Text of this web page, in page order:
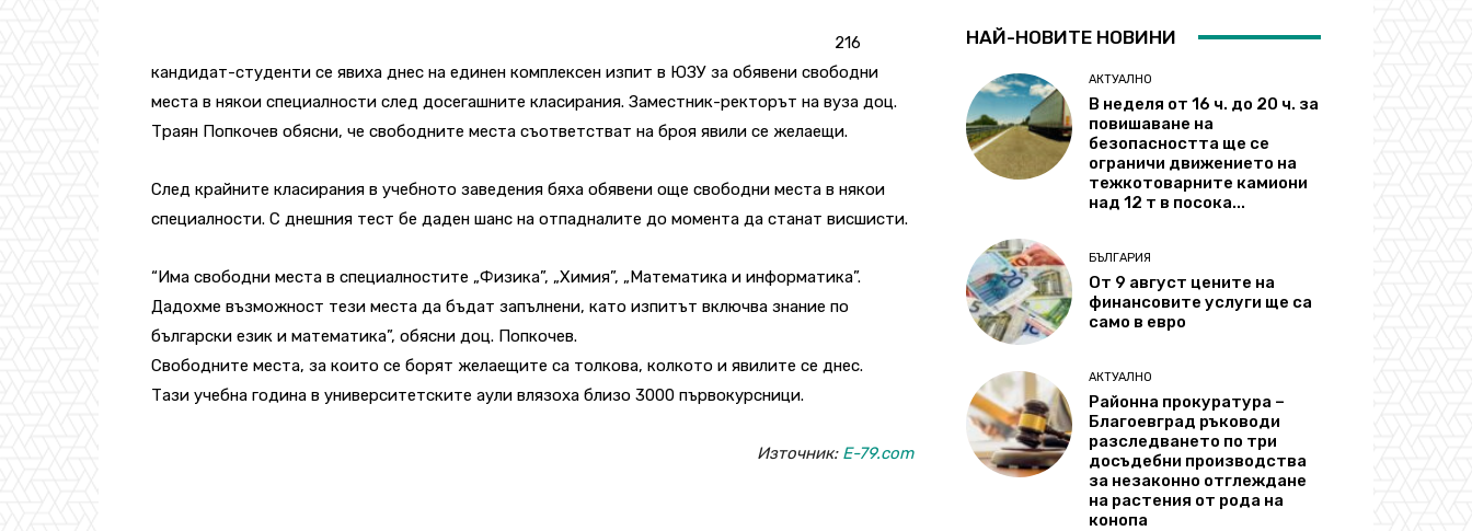
216
кандидат-студенти се явиха днес на единен комплексен изпит в ЮЗУ за обявени свободни
места в някои специалности след досегашните класирания. Заместник-ректорът на вуза доц.
Траян Попкочев обясни, че свободните места съответстват на броя явили се желаещи.
След крайните класирания в учебното заведения бяха обявени още свободни места в някои
специалности. С днешния тест бе даден шанс на отпадналите до момента да станат висшисти.
“Има свободни места в специалностите „Физика”, „Химия”, „Математика и информатика”.
Дадохме възможност тези места да бъдат запълнени, като изпитът включва знание по
български език и математика”, обясни доц. Попкочев.
Свободните места, за които се борят желаещите са толкова, колкото и явилите се днес.
Тази учебна година в университетските аули влязоха близо 3000 първокурсници.
Източник: E-79.com
НАЙ-НОВИТЕ НОВИНИ
АКТУАЛНО
В неделя от 16 ч. до 20 ч. за
повишаване на
безопасността ще се
ограничи движението на
тежкотоварните камиони
над 12 т в посока...
БЪЛГАРИЯ
От 9 август цените на
финансовите услуги ще са
само в евро
АКТУАЛНО
Районна прокуратура –
Благоевград ръководи
разследването по три
досъдебни производства
за незаконно отглеждане
на растения от рода на
конопа